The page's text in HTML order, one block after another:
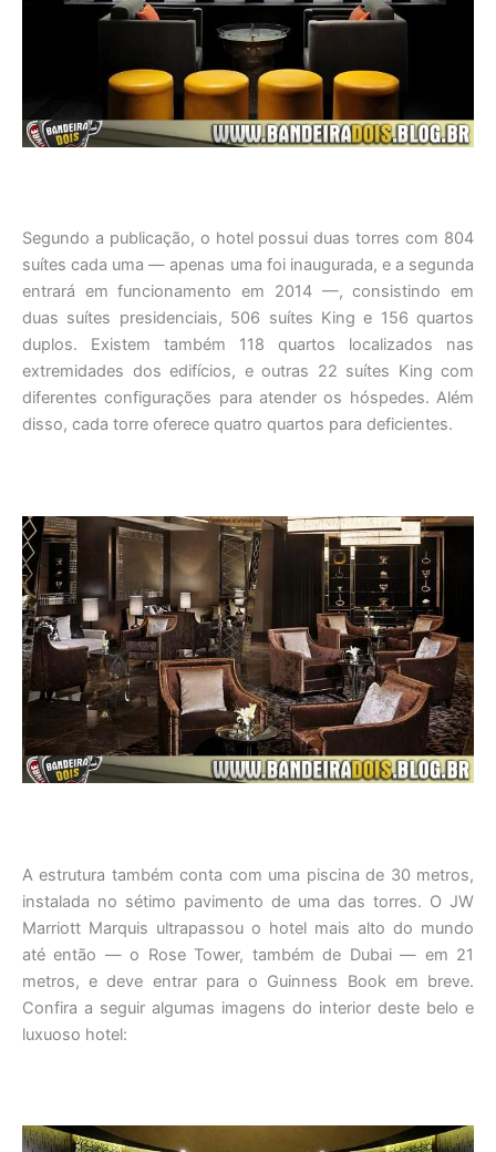
Segundo a publicação, o hotel possui duas torres com 804
suítes cada uma — apenas uma foi inaugurada, e a segunda
entrará em funcionamento em 2014 —, consistindo em
duas suítes presidenciais, 506 suítes King e 156 quartos
duplos. Existem também 118 quartos localizados nas
extremidades dos edifícios, e outras 22 suítes King com
diferentes configurações para atender os hóspedes. Além
disso, cada torre oferece quatro quartos para deficientes.
A estrutura também conta com uma piscina de 30 metros,
instalada no sétimo pavimento de uma das torres. O JW
Marriott Marquis ultrapassou o hotel mais alto do mundo
até então — o Rose Tower, também de Dubai — em 21
metros, e deve entrar para o Guinness Book em breve.
Confira a seguir algumas imagens do interior deste belo e
luxuoso hotel: